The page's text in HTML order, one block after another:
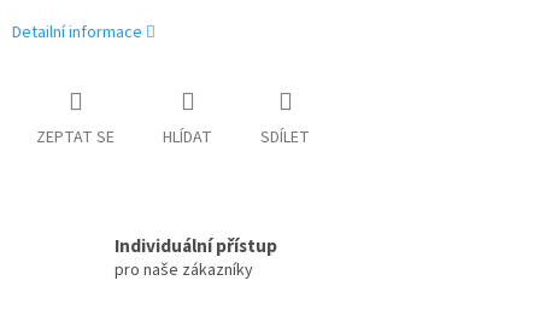
Detailní informace
ZEPTAT SE HLÍDAT SDÍLET
Individuální přístup
pro naše zákazníky